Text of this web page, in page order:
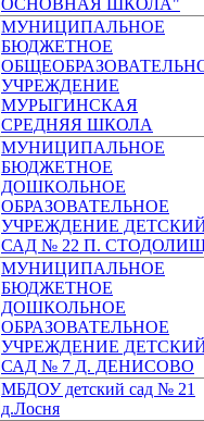
ОСНОВНАЯ ШКОЛА"
МУНИЦИПАЛЬНОЕ
БЮДЖЕТНОЕ
УЧРЕЖДЕНИЕ
МУРЫГИНСКАЯ
СРЕДНЯЯ ШКОЛА
МУНИЦИПАЛЬНОЕ
БЮДЖЕТНОЕ
ДОШКОЛЬНОЕ
ОБРАЗОВАТЕЛЬНОЕ
УЧРЕЖДЕНИЕ
САД № 22 П.
МУНИЦИПАЛЬНОЕ
БЮДЖЕТНОЕ
ДОШКОЛЬНОЕ
ОБРАЗОВАТЕЛЬНОЕ
УЧРЕЖДЕНИЕ
САД № 7 Д. ДЕНИСОВО
МБДОУ детский сад № 21
д.Лосня